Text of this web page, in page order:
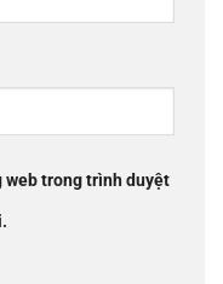
web trong trình duyệt